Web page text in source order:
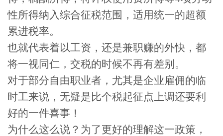
性所得纳入综合征税范围，适用统一的超额
累进税率。
也就代表着以工资，还是兼职赚的外快，都
将一视同仁，交税的时候不再有差别。
对于部分自由职业者，尤其是企业雇佣的临
时工来说，无疑是比个税起征点上调还要利
好的一件喜事！
为什么这么说？为了更好的理解这一政策，